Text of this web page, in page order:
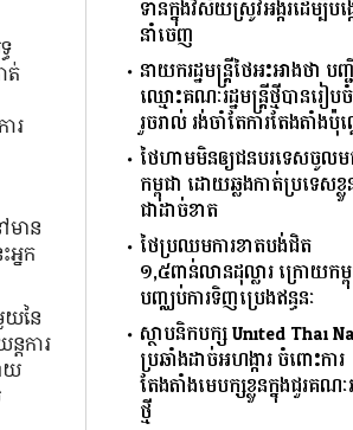
ត់
រ
មាន
នក
យនៃ
តការ
យ
ទានក្នុងវិស័យស្រូវអង្ករដើម្បីបង្
នាំចេញ
នាយករដ្ឋមន្ត្រីថៃអះអាងថា បញ្
ឈ្មោះគណៈរដ្ឋមន្ត្រីថ្មីបានរៀបចំ
រួចរាល់ រង់ចាំតែការតែងតាំងប៉ុ
ថៃហាមមិនឲ្យជនបរទេសចូល
កម្ពុជា ដោយឆ្លងកាត់ប្រទេសខ្
ជាដាច់ខាត
ថៃប្រឈមការខាតបង់ជិត
១,៥ពាន់លានដុល្លារ ក្រោយកម្
បញ្ឈប់ការទិញប្រេងឥន្ធនៈ
ស្ថាបនិកបក្ស United Thai
ប្រឆាំងដាច់អហង្ការ ចំពោះការ
តែងតាំងមេបក្សខ្លួនក្នុងជួរគណៈរ
ថ្មី